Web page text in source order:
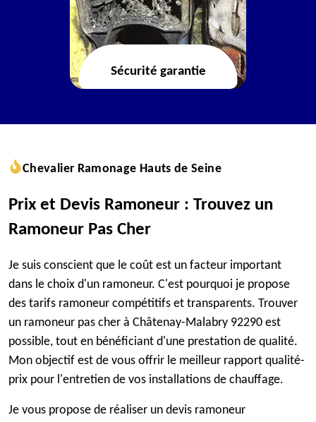
Sécurité garantie
Chevalier Ramonage Hauts de Seine
Prix et Devis Ramoneur : Trouvez un
Ramoneur Pas Cher
Je suis conscient que le coût est un facteur important
dans le choix d'un ramoneur. C'est pourquoi je propose
des tarifs ramoneur compétitifs et transparents. Trouver
un ramoneur pas cher à Châtenay-Malabry 92290 est
possible, tout en bénéficiant d'une prestation de qualité.
Mon objectif est de vous offrir le meilleur rapport qualité-
prix pour l'entretien de vos installations de chauffage.
Je vous propose de réaliser un devis ramoneur